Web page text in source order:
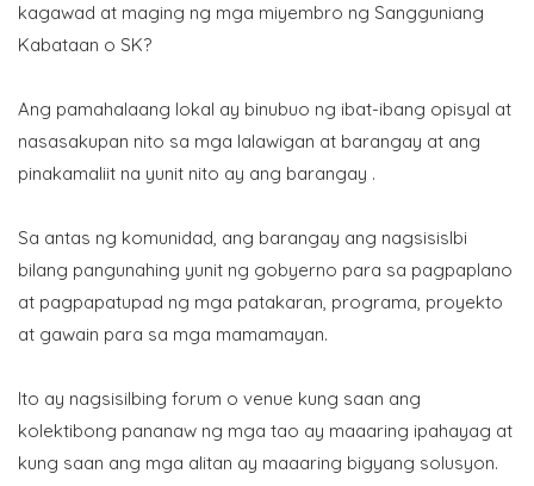
kagawad at maging ng mga miyembro ng Sangguniang
Kabataan o SK?
Ang pamahalaang lokal ay binubuo ng ibat-ibang opisyal at
nasasakupan nito sa mga lalawigan at barangay at ang
pinakamaliit na yunit nito ay ang barangay .
Sa antas ng komunidad, ang barangay ang nagsisislbi
bilang pangunahing yunit ng gobyerno para sa pagpaplano
at pagpapatupad ng mga patakaran, programa, proyekto
at gawain para sa mga mamamayan.
Ito ay nagsisilbing forum o venue kung saan ang
kolektibong pananaw ng mga tao ay maaaring ipahayag at
kung saan ang mga alitan ay maaaring bigyang solusyon.